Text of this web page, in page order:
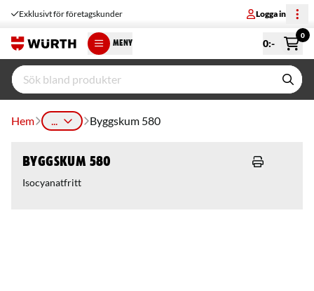
Exklusivt för företagskunder Logga in
MENY 0:-
0
Hem ... Byggskum 580
Byggskum 580
Isocyanatfritt